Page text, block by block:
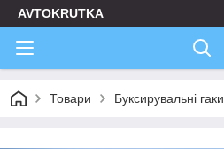
AVTOKRUTKA
Товари Буксирувальні гаки